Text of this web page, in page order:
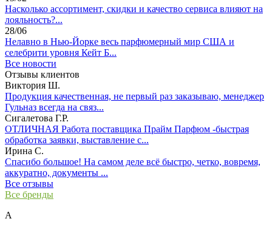
Насколько ассортимент, скидки и качество сервиса влияют на
лояльность?...
28/06
Нелавно в Нью-Йорке весь парфюмерный мир США и
селебрити уровня Кейт Б...
Все новости
Отзывы клиентов
Виктория Ш.
Продукция качественная, не первый раз заказываю, менеджер
Гульназ всегда на связ...
Сигалетова Г.Р.
ОТЛИЧНАЯ Работа поставщика Прайм Парфюм -быстрая
обработка заявки, выставление с...
Ирина С.
Спасибо большое! На самом деле всё быстро, четко, вовремя,
аккуратно, документы ...
Все отзывы
Все бренды
A